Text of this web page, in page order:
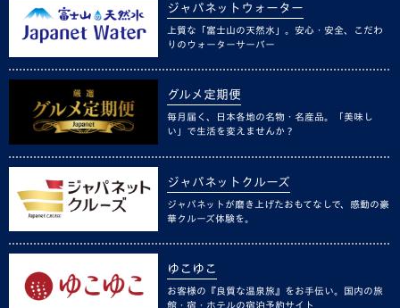
ジャパネットウォーター
上質な「富士山の天然水」。安心・安全、こだわ
りのウォーターサーバー
グルメ定期便
毎月届く、日本各地の名物・名産品。「美味し
い」で生活を変えませんか？
ジャパネットクルーズ
ジャパネットが磨き上げたおもてなしで、感動の豪
華クルーズ体験を。
ゆこゆこ
お客様の『良質な温泉旅』をお手伝い。国内の旅
館・宿・ホテルの宿泊予約サイト